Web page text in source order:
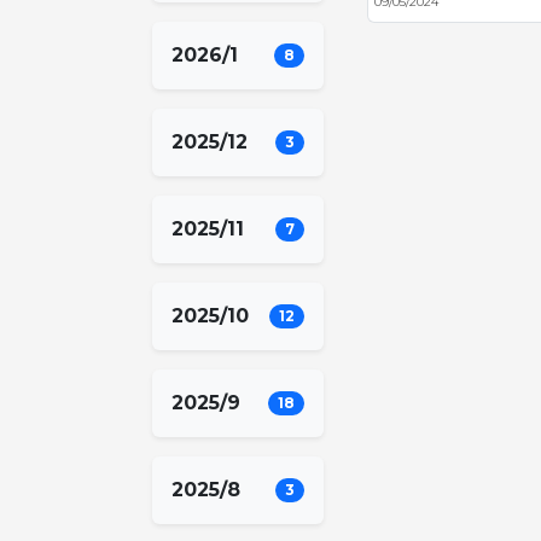
2026/1 8
2025/12 3
2025/11 7
2025/10 12
2025/9 18
2025/8 3